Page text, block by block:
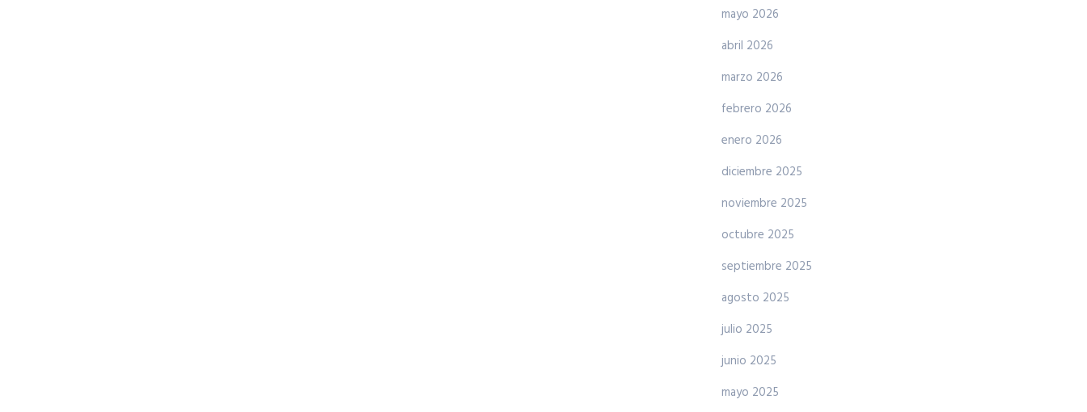
mayo 2026
abril 2026
marzo 2026
febrero 2026
enero 2026
diciembre 2025
noviembre 2025
octubre 2025
septiembre 2025
agosto 2025
julio 2025
junio 2025
mayo 2025